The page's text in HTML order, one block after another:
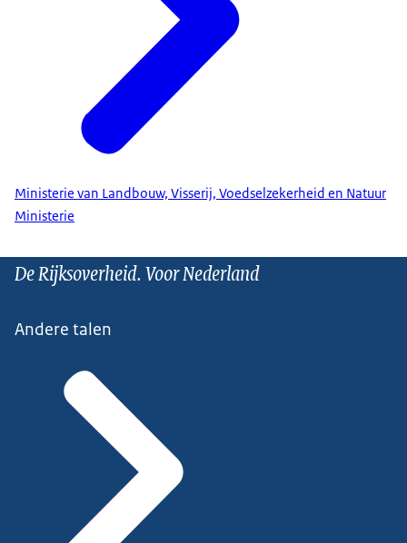
Ministerie van Landbouw, Visserij, Voedselzekerheid en Natuur
Ministerie
De Rijksoverheid. Voor Nederland
Andere talen